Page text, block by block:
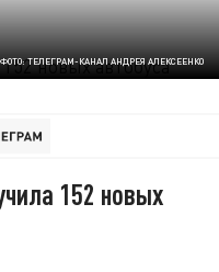
ФОТО: ТЕЛЕГРАМ-КАНАЛ АНДРЕЯ АЛЕКСЕЕНКО
152 новых